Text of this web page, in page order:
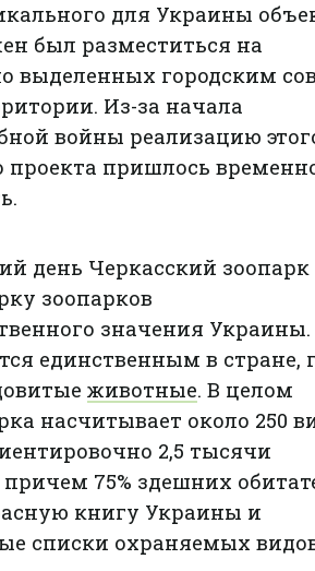
для Украины
был разместиться на
выделенных городским
Из-за начала
войны реализацию
проекта пришлось
день Черкасский зоопарк
зоопарков
значения Украины.
единственным в стране,
животные. В целом
насчитывает около 250
2,5 тысячи
75% здешних
книгу Украины и
списки охраняемых